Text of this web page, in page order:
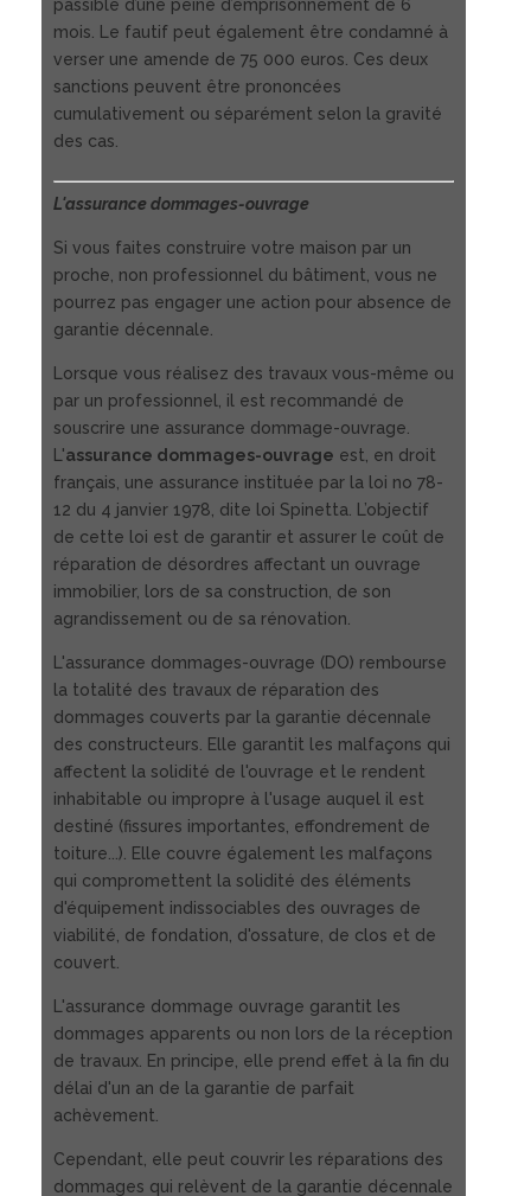
passible d’une peine d’emprisonnement de 6
mois. Le fautif peut également être condamné à
verser une amende de 75 000 euros. Ces deux
sanctions peuvent être prononcées
cumulativement ou séparément selon la gravité
des cas.
L'assurance dommages-ouvrage
Si vous faites construire votre maison par un
proche, non professionnel du bâtiment, vous ne
pourrez pas engager une action pour absence de
garantie décennale.
Lorsque vous réalisez des travaux vous-même ou
par un professionnel, il est recommandé de
souscrire une assurance dommage-ouvrage.
L'assurance dommages-ouvrage est, en droit
français, une assurance instituée par la loi no 78-
12 du 4 janvier 1978, dite loi Spinetta. L’objectif
de cette loi est de garantir et assurer le coût de
réparation de désordres affectant un ouvrage
immobilier, lors de sa construction, de son
agrandissement ou de sa rénovation.
L'assurance dommages-ouvrage (DO) rembourse
la totalité des travaux de réparation des
dommages couverts par la garantie décennale
des constructeurs. Elle garantit les malfaçons qui
affectent la solidité de l'ouvrage et le rendent
inhabitable ou impropre à l'usage auquel il est
destiné (fissures importantes, effondrement de
toiture...). Elle couvre également les malfaçons
qui compromettent la solidité des éléments
d'équipement indissociables des ouvrages de
viabilité, de fondation, d'ossature, de clos et de
couvert.
L'assurance dommage ouvrage garantit les
dommages apparents ou non lors de la réception
de travaux. En principe, elle prend effet à la fin du
délai d'un an de la garantie de parfait
achèvement.
Cependant, elle peut couvrir les réparations des
dommages qui relèvent de la garantie décennale